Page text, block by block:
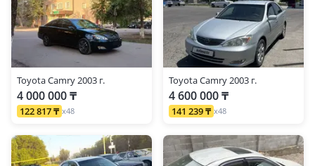
Toyota Camry 2003 г.
4 000 000 ₸
122 817 ₸ x48
Toyota Camry 2003 г.
4 600 000 ₸
141 239 ₸ x48